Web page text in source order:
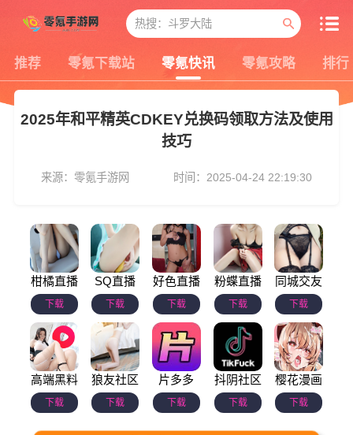
推荐 零氪下载站 零氪快讯 零氪攻略 排行
2025年和平精英CDKEY兑换码领取方法及使用
技巧
来源：零氪手游网 时间：2025-04-24 22:19:30
柑橘直播
下载
SQ直播
下载
好色直播
下载
粉蝶直播
下载
同城交友
下载
高端黑料
下载
狼友社区
下载
片多多
下载
抖阴社区
下载
樱花漫画
下载